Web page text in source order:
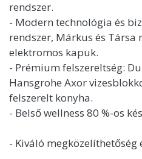
rendszer.
- Modern technológia és
rendszer, Márkus és Társa
elektromos kapuk.
- Prémium felszereltség:
Hansgrohe Axor
felszerelt konyha.
- Belső wellness 80 %-os
- Kiváló megközelíthetőség